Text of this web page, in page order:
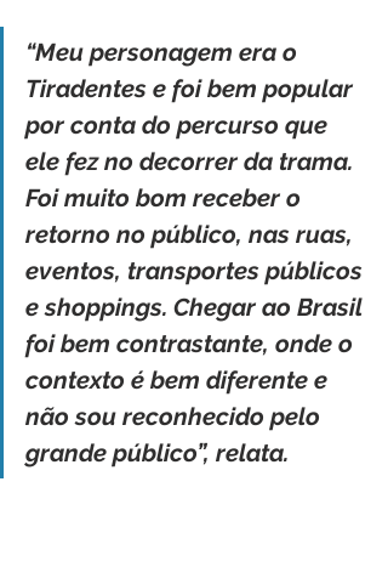
“Meu personagem era o
Tiradentes e foi bem popular
por conta do percurso que
ele fez no decorrer da trama.
Foi muito bom receber o
retorno no público, nas ruas,
eventos, transportes públicos
e shoppings. Chegar ao Brasil
foi bem contrastante, onde o
contexto é bem diferente e
não sou reconhecido pelo
grande público”, relata.